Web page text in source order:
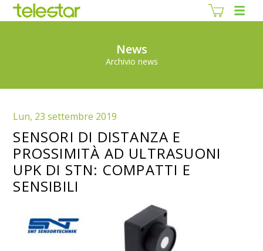
News
Archivio news
Lun, 23 settembre 2019
SENSORI DI DISTANZA E
PROSSIMITÀ AD ULTRASUONI
UPK DI STN: COMPATTI E
SENSIBILI